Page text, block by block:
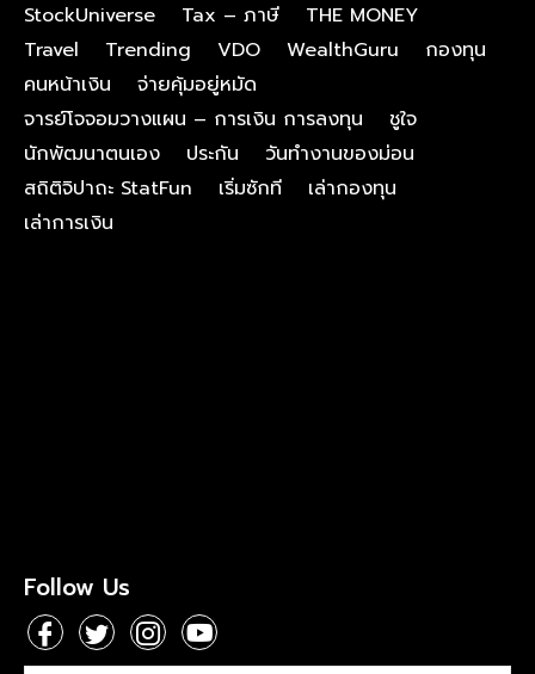
StockUniverse
Tax – ภาษี
THE MONEY
Travel
Trending VDO WealthGuru
กองทุน
คนหน้าเงิน
จ่ายคุ้มอยู่หมัด
จารย์โจจอมวางแผน – การเงิน การลงทุน
ชูใจ
นักพัฒนาตนเอง
ประกัน
วันทำงานของม่อน
สถิติจิปาถะ StatFun
เริ่มซักที
เล่ากองทุน
เล่าการเงิน
Follow Us